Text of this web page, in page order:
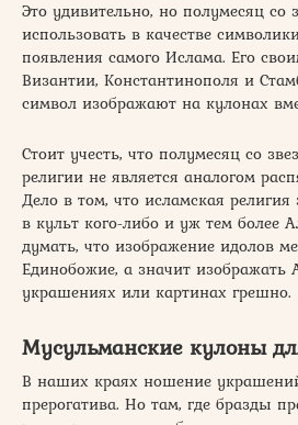
Это удивительно, но полумесяц со
использовать в качестве
появления самого Ислама. Его
Византии, Константинополя и
символ изображают на кулонах
Стоит учесть, что полумесяц со
религии не является аналогом
Дело в том, что исламская
в культ кого-либо и уж тем более
думать, что изображение идолов
Единобожие, а значит изображать
украшениях или картинах грешно.
Мусульманские кулоны
В наших краях ношение
прерогатива. Но там, где бразды